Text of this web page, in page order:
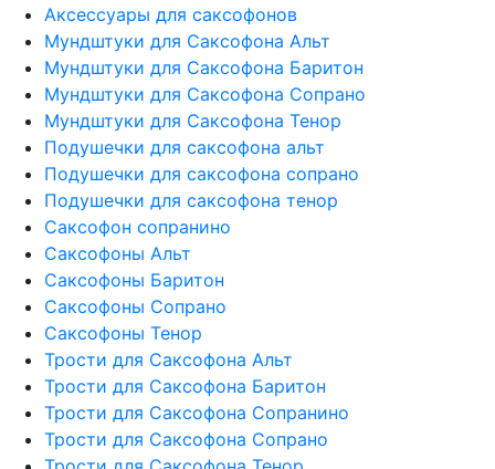
Аксессуары для саксофонов
Мундштуки для Саксофона Альт
Мундштуки для Саксофона Баритон
Мундштуки для Саксофона Сопрано
Мундштуки для Саксофона Тенор
Подушечки для саксофона альт
Подушечки для саксофона сопрано
Подушечки для саксофона тенор
Саксофон сопранино
Саксофоны Альт
Саксофоны Баритон
Саксофоны Сопрано
Саксофоны Тенор
Трости для Саксофона Альт
Трости для Саксофона Баритон
Трости для Саксофона Сопранино
Трости для Саксофона Сопрано